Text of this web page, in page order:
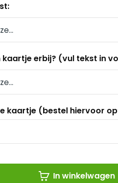
kaartje erbij? (vul tekst in
kaartje (bestel hiervoor
In winkelwagen